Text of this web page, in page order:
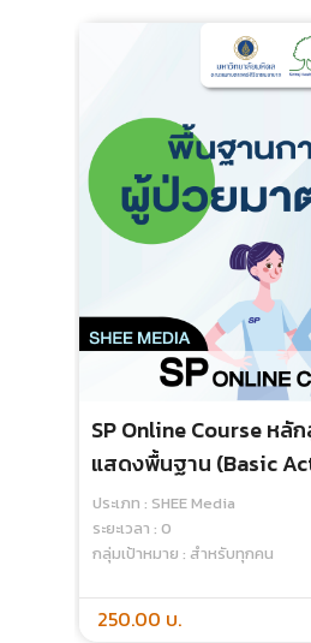
SP Online Course หลั
แสดงพื้นฐาน (basic
Module 1 Becoming A
Patient - Media
ประเภท : SHEE Media
ระยะเวลา : 0
กลุ่มเป้าหมาย : สำหรับทุกคน
250.00 บ.